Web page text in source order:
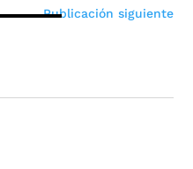
Publicación siguiente